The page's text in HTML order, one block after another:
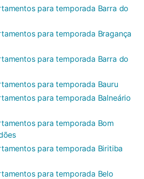
para temporada Barra do
para temporada Bragança
para temporada Barra do
para temporada Bauru
para temporada Balneário
para temporada Bom
para temporada Biritiba
para temporada Belo